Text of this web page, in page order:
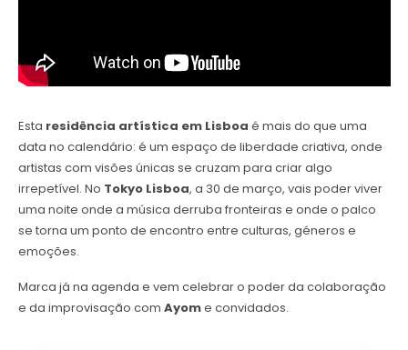
Esta residência artística em Lisboa é mais do que uma
data no calendário: é um espaço de liberdade criativa, onde
artistas com visões únicas se cruzam para criar algo
irrepetível. No Tokyo Lisboa, a 30 de março, vais poder viver
uma noite onde a música derruba fronteiras e onde o palco
se torna um ponto de encontro entre culturas, géneros e
emoções.
Marca já na agenda e vem celebrar o poder da colaboração
e da improvisação com Ayome convidados.